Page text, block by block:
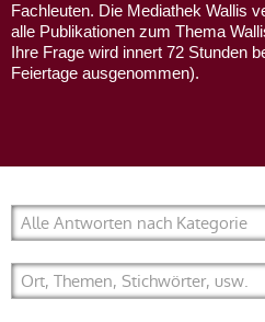
Fachleuten. Die Mediathek Wallis
alle Publikationen zum Thema
Ihre Frage wird innert 72 Stunden
Feiertage ausgenommen).